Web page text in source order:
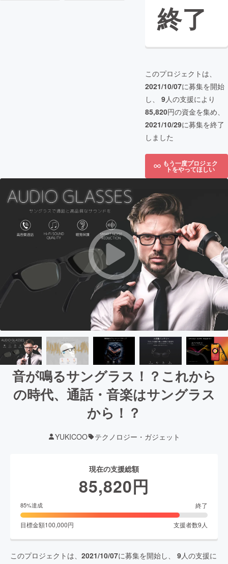
終了
このプロジェクトは、
2021/10/07に募集を開始
し、 9人の支援により
85,820円の資金を集め、
2021/10/29に募集を終了
しました
もう一度プロジェク
トをやってほしい
音が鳴るサングラス！？これから
の時代、通話・音楽はサングラス
から！？
YUKICOO テクノロジー・ガジェット
現在の支援総額
85,820円
85%達成 終了
目標金額100,000円 支援者数9 人
このプロジェクトは、 2021/10/07に募集を開始し、 9人の支援に